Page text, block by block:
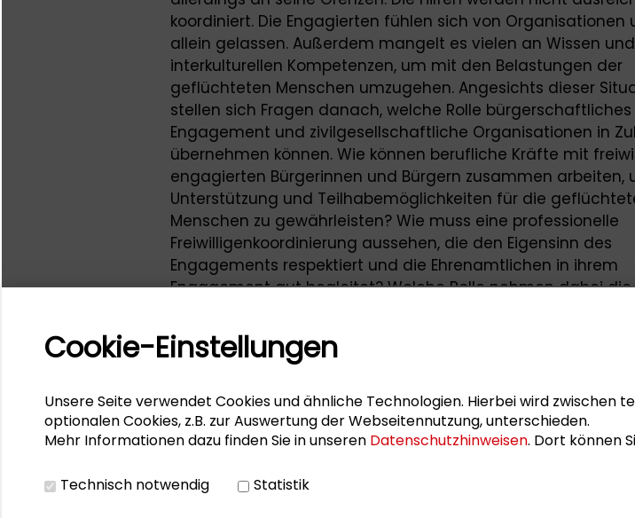
koordiniert. Die Engagierten fühlen sich von Organisationen
allein gelassen. Außerdem mangelt es vielen an Wissen und
interkulturellen Kompetenzen, um mit den Belastungen der
geflüchteten Menschen umzugehen. Angesichts dieser
stellen sich Fragen danach, welche Rolle bürgerschaftliches
Engagement und zivilgesellschaftliche Organisationen in
übernehmen können. Wie können berufliche Kräfte mit
engagierten Bürgerinnen und Bürgern zusammen arbeiten,
Unterstützung und Teilhabemöglichkeiten für die
Menschen zu gewährleisten? Wie muss eine professionelle
Freiwilligenkoordinierung aussehen, die den Eigensinn des
Engagements respektiert und die Ehrenamtlichen in ihrem
Engagement gut begleitet? Welche Rolle nehmen dabei die
Stiftungen im Zusammenspiel mit den Kommunen ein? Die
geflüchteten Menschen sind nicht nur Hilfeempfänger,
Selbstbestimmung und Partizipation. Dies führt zu Fragen,
Geflüchteten in ihrer Selbstorganisation unterstützt werden
und welche Rolle dabei bestehende
Cookie-Einstellungen
Unsere Seite verwendet Cookies und ähnliche Technologien. Hierbei wird
optionalen Cookies, z.B. zur Auswertung der Webseitennutzung, unterschieden.
Mehr Informationen dazu finden Sie in unseren Datenschutzhinweisen. Dort können
Technisch notwendig Statistik